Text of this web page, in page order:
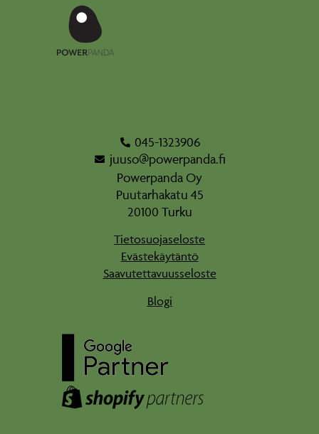
045-1323906
juuso@powerpanda.fi
Powerpanda Oy
Puutarhakatu 45
20100 Turku
Tietosuojaseloste
Evästekäytäntö
Saavutettavuusseloste
Blogi